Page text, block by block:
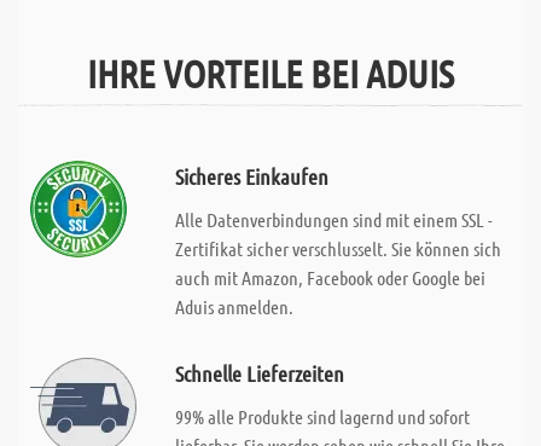
IHRE VORTEILE BEI ADUIS
Sicheres Einkaufen
Alle Datenverbindungen sind mit einem SSL -
Zertifikat sicher verschlusselt. Sie können sich
auch mit Amazon, Facebook oder Google bei
Aduis anmelden.
Schnelle Lieferzeiten
99% alle Produkte sind lagernd und sofort